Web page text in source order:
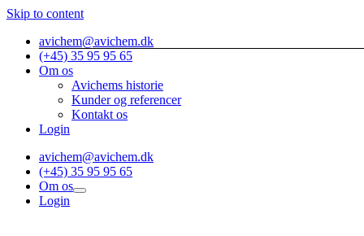
Skip to content
avichem@avichem.dk
(+45) 35 95 95 65
Om os
Avichems historie
Kunder og referencer
Kontakt os
Login
avichem@avichem.dk
(+45) 35 95 95 65
Om os
Login